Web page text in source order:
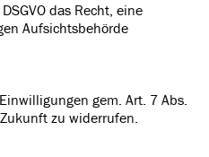
das Recht, eine
Aufsichtsbehörde
gem. Art. 7 Abs.
zu widerrufen.